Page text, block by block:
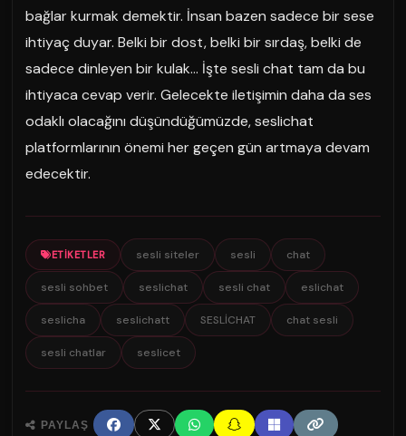
bağlar kurmak demektir. İnsan bazen sadece bir sese
ihtiyaç duyar. Belki bir dost, belki bir sırdaş, belki de
sadece dinleyen bir kulak… İşte sesli chat tam da bu
ihtiyaca cevap verir. Gelecekte iletişimin daha da ses
odaklı olacağını düşündüğümüzde, seslichat
platformlarının önemi her geçen gün artmaya devam
edecektir.
ETIKETLER sesli siteler sesli chat
sesli sohbet seslichat sesli chat eslichat
seslicha seslichatt SESLİCHAT chat sesli
sesli chatlar seslicet
PAYLAŞ